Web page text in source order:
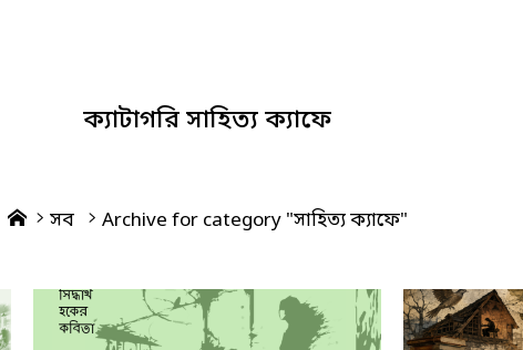
ক্যাটাগরিসাহিত্য ক্যাফে
Home
সব Archive for category "সাহিত্য ক্যাফে"